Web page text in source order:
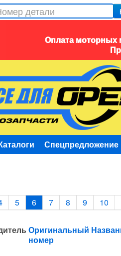
Оплата моторных
Спецпредложение
5 6 7 8 9 10
Оригинальный
номер